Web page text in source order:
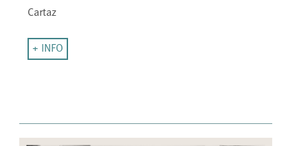
Cartaz
+ INFO